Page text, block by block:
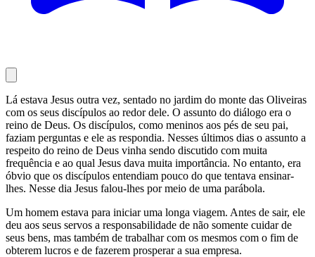
Lá estava Jesus outra vez, sentado no jardim do monte das Oliveiras
com os seus discípulos ao redor dele. O assunto do diálogo era o
reino de Deus. Os discípulos, como meninos aos pés de seu pai,
faziam perguntas e ele as respondia. Nesses últimos dias o assunto a
respeito do reino de Deus vinha sendo discutido com muita
frequência e ao qual Jesus dava muita importância. No entanto, era
óbvio que os discípulos entendiam pouco do que tentava ensinar-
lhes. Nesse dia Jesus falou-lhes por meio de uma parábola.
Um homem estava para iniciar uma longa viagem. Antes de sair, ele
deu aos seus servos a responsabilidade de não somente cuidar de
seus bens, mas também de trabalhar com os mesmos com o fim de
obterem lucros e de fazerem prosperar a sua empresa.